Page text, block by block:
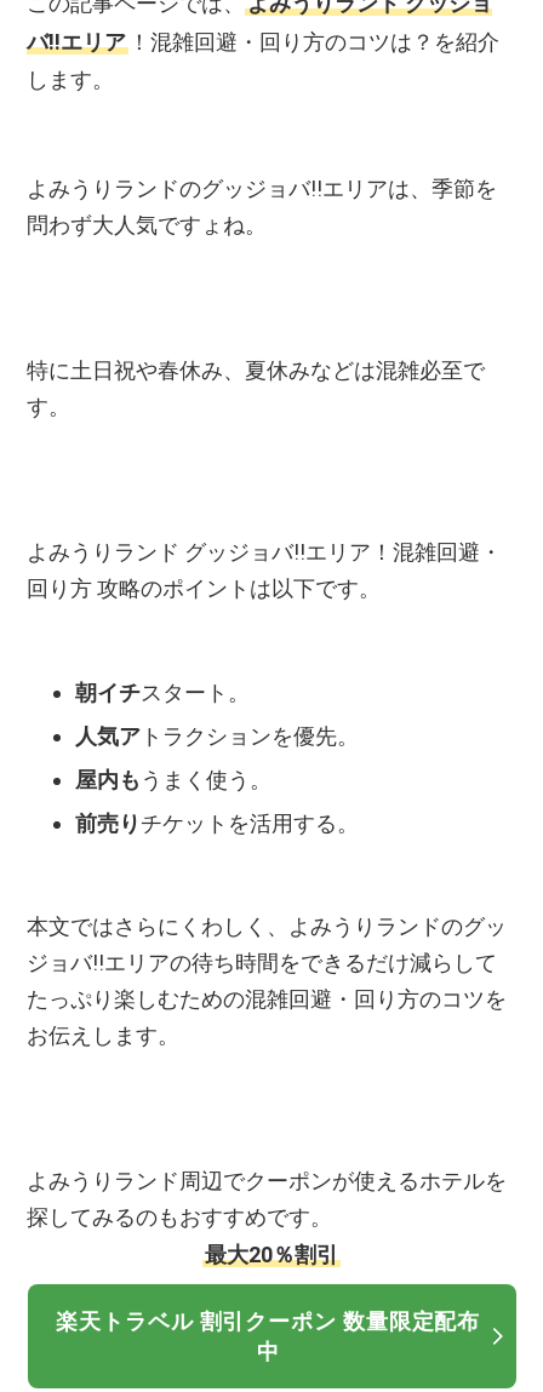
バ!!エリア ！混雑回避・回り方のコツは？を紹介
します。
よみうりランドのグッジョバ!!エリアは、季節を
問わず大人気ですょね。
特に土日祝や春休み、夏休みなどは混雑必至で
す。
よみうりランド グッジョバ!!エリア！混雑回避・
回り方 攻略のポイントは以下です。
朝イチスタート。
人気ア トラクションを優先。
屋内も うまく使う。
前売りチケットを活用する。
本文ではさらにくわしく、よみうりランドのグッ
ジョバ!!エリアの待ち時間をできるだけ減らして
たっぷり楽しむための混雑回避・回り方のコツを
お伝えします。
よみうりランド周辺でクーポンが使えるホテルを
探してみるのもおすすめです。
最大20％割引
楽天トラベル 割引クーポン 数量限定配布
中